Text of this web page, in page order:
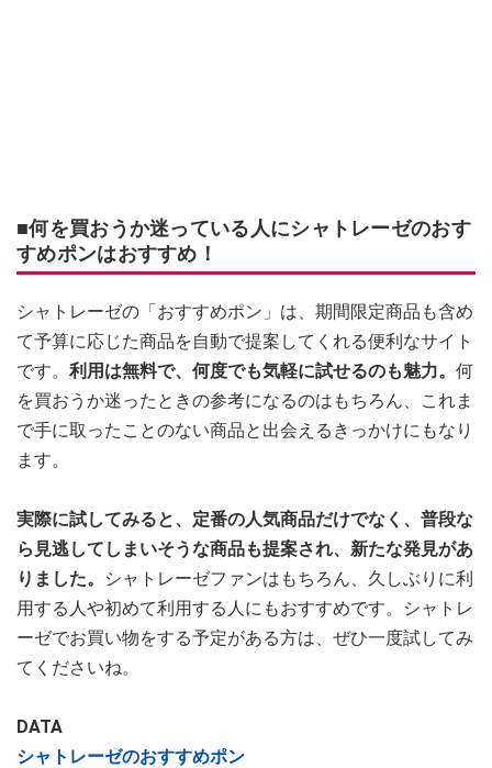
■何を買おうか迷っている人にシャトレーゼのおす
すめポンはおすすめ！
シャトレーゼの「おすすめポン」は、期間限定商品も含め
て予算に応じた商品を自動で提案してくれる便利なサイト
です。 利用は無料で、何度でも気軽に試せるのも魅力。 何
を買おうか迷ったときの参考になるのはもちろん、これま
で手に取ったことのない商品と出会えるきっかけにもなり
ます。
実際に試してみると、定番の人気商品だけでなく、普段な
ら見逃してしまいそうな商品も提案され、新たな発見があ
りました。
シャトレーゼファンはもちろん、久しぶりに利
用する人や初めて利用する人にもおすすめです。シャトレ
ーゼでお買い物をする予定がある方は、ぜひ一度試してみ
てくださいね。
DATA
シャトレーゼのおすすめポン